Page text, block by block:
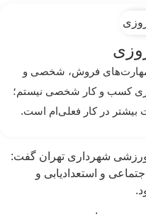
مهارت‌های فروش، شخصی و
کسب و کار شخصی نیستم؛
بیشتر در کار فعلی‌ام است.
شهرداری تهران گفت:
و استعدادیابی و